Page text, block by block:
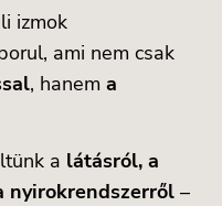
izmok
ami nem csak
, hanem a
a látásról, a
nyirokrendszerről –